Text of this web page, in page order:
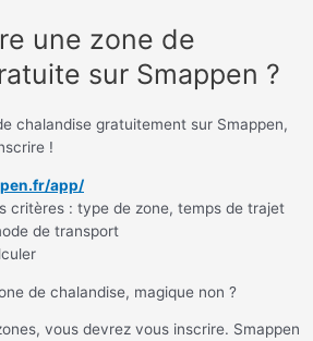
une zone de
sur Smappen ?
chalandise gratuitement sur Smappen,
!
app/
critères : type de zone, temps de trajet
de transport
de chalandise, magique non ?
vous devrez vous inscrire. Smappen